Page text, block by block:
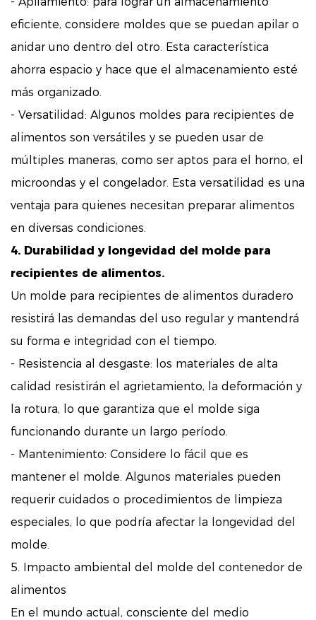
eficiente, considere moldes que se puedan apilar o
anidar uno dentro del otro. Esta característica
ahorra espacio y hace que el almacenamiento esté
más organizado.
- Versatilidad: Algunos moldes para recipientes de
alimentos son versátiles y se pueden usar de
múltiples maneras, como ser aptos para el horno, el
microondas y el congelador. Esta versatilidad es una
ventaja para quienes necesitan preparar alimentos
en diversas condiciones.
4. Durabilidad y longevidad del molde para
recipientes de alimentos.
Un molde para recipientes de alimentos duradero
resistirá las demandas del uso regular y mantendrá
su forma e integridad con el tiempo.
- Resistencia al desgaste: los materiales de alta
calidad resistirán el agrietamiento, la deformación y
la rotura, lo que garantiza que el molde siga
funcionando durante un largo período.
- Mantenimiento: Considere lo fácil que es
mantener el molde. Algunos materiales pueden
requerir cuidados o procedimientos de limpieza
especiales, lo que podría afectar la longevidad del
molde.
5. Impacto ambiental del molde del contenedor de
alimentos
En el mundo actual, consciente del medio